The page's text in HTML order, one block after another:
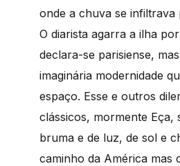
onde a chuva se infiltrava
O diarista agarra a ilha
declara-se parisiense,
imaginária modernidade
espaço. Esse e outros
clássicos, mormente Eça,
bruma e de luz, de sol e
caminho da América mas